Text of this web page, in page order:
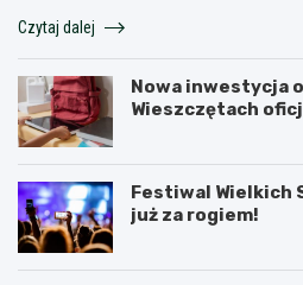
Czytaj dalej
Nowa inwestycja
Wieszczętach
Festiwal Wielkich
już za rogiem!